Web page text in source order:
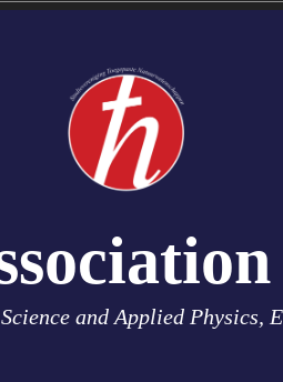
and Applied Physics,